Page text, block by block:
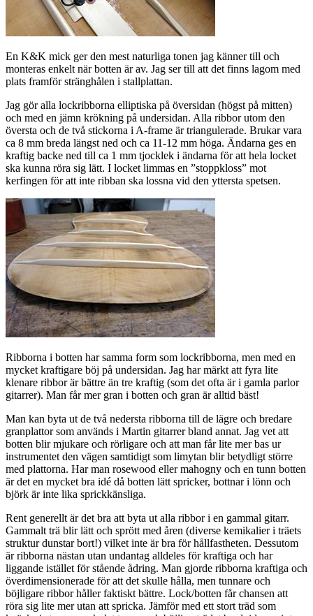
En K&K mick ger den mest naturliga tonen jag känner till och
monteras enkelt när botten är av. Jag ser till att det finns lagom med
plats framför stränghålen i stallplattan.
Jag gör alla lockribborna elliptiska på översidan (högst på mitten)
och med en jämn krökning på undersidan. Alla ribbor utom den
översta och de två stickorna i A-frame är triangulerade. Brukar vara
ca 8 mm breda längst ned och ca 11-12 mm höga. Ändarna ges en
kraftig backe ned till ca 1 mm tjocklek i ändarna för att hela locket
ska kunna röra sig lätt. I locket limmas en ”stoppkloss” mot
kerfingen för att inte ribban ska lossna vid den yttersta spetsen.
Ribborna i botten har samma form som lockribborna, men med en
mycket kraftigare böj på undersidan. Jag har märkt att fyra lite
klenare ribbor är bättre än tre kraftig (som det ofta är i gamla parlor
gitarrer). Man får mer gran i botten och gran är alltid bäst!
Man kan byta ut de två nedersta ribborna till de lägre och bredare
granplattor som används i Martin gitarrer bland annat. Jag vet att
botten blir mjukare och rörligare och att man får lite mer bas ur
instrumentet den vägen samtidigt som limytan blir betydligt större
med plattorna. Har man rosewood eller mahogny och en tunn botten
är det en mycket bra idé då botten lätt spricker, bottnar i lönn och
björk är inte lika sprickkänsliga.
Rent generellt är det bra att byta ut alla ribbor i en gammal gitarr.
Gammalt trä blir lätt och sprött med åren (diverse kemikalier i träets
struktur dunstar bort!) vilket inte är bra för hållfastheten. Dessutom
är ribborna nästan utan undantag alldeles för kraftiga och har
liggande istället för stående ådring. Man gjorde ribborna kraftiga och
överdimensionerade för att det skulle hålla, men tunnare och
böjligare ribbor håller faktiskt bättre. Lock/botten får chansen att
röra sig lite mer utan att spricka. Jämför med ett stort träd som